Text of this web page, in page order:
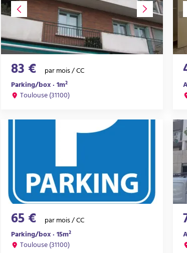
83 €
par mois / CC
Parking/box · 1m²
Toulouse (31100)
65 €
par mois / CC
Parking/box · 15m²
Toulouse (31100)